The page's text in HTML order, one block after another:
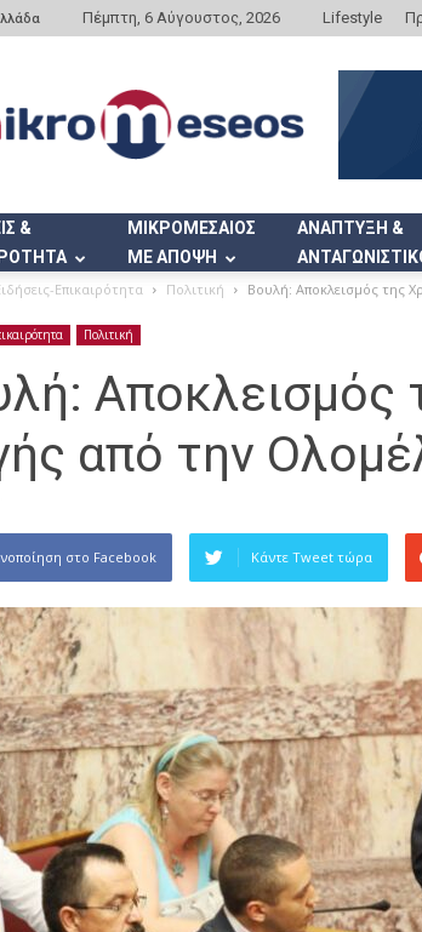
Πέμπτη, 6 Αύγουστος, 2026 Lifestyle
&
ΜΙΚΡΟΜΕΣΑΙΟΣ
ΜΕ ΑΠΟΨΗ
ΑΝΑΠΤΥΞΗ &
Επικαιρότητα Πολιτική Βουλή: Αποκλεισμός της
Πολιτική
Αποκλεισμός
από την
στο Facebook Κάντε Tweet τώρα